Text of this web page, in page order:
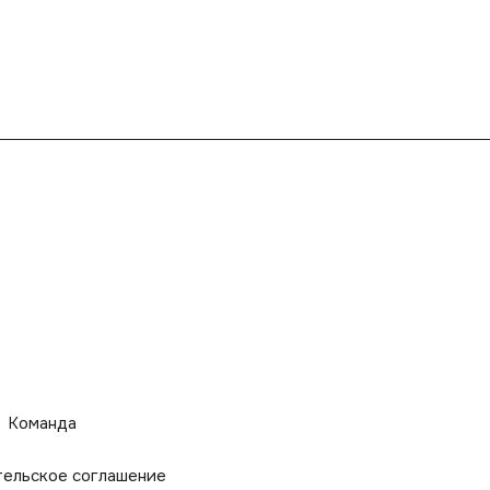
Команда
соглашение